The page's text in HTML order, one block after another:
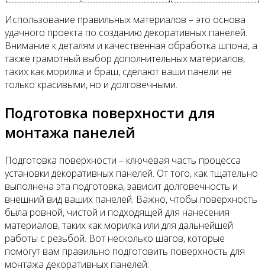
Использование правильных материалов – это основа
удачного проекта по созданию декоративных панелей.
Внимание к деталям и качественная обработка шпона, а
также грамотный выбор дополнительных материалов,
таких как морилка и браш, сделают ваши панели не
только красивыми, но и долговечными.
Подготовка поверхности для
монтажа панелей
Подготовка поверхности – ключевая часть процесса
установки декоративных панелей. От того, как тщательно
выполнена эта подготовка, зависит долговечность и
внешний вид ваших панелей. Важно, чтобы поверхность
была ровной, чистой и подходящей для нанесения
материалов, таких как морилка или для дальнейшей
работы с резьбой. Вот несколько шагов, которые
помогут вам правильно подготовить поверхность для
монтажа декоративных панелей: